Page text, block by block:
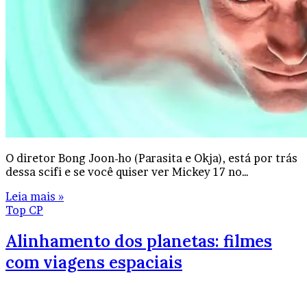
O diretor Bong Joon-ho (Parasita e Okja), está por trás
dessa scifi e se você quiser ver Mickey 17 no…
Leia mais »
Top CP
Alinhamento dos planetas: filmes
com viagens espaciais